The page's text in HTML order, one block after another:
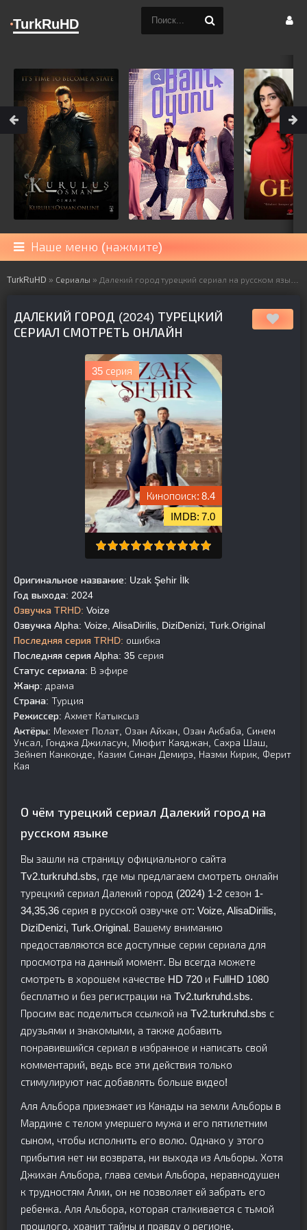
Наше меню (нажмите)
TurkRuHD » Сериалы » Далекий город турецкий сериал на русском языке все серии смотреть онлайн бесплатно подряд
ДАЛЕКИЙ ГОРОД (2024) ТУРЕЦКИЙ
СЕРИАЛ СМОТРЕТЬ ОНЛАЙН
35 серия
8.4
7.0
Оригинальное название: Uzak Şehir İlk
Год выхода: 2024
Озвучка TRHD: Voize
Озвучка Alpha: Voize, AlisaDirilis, DiziDenizi, Turk.Original
Последняя серия TRHD: ошибка
Последняя серия Alpha: 35 серия
Статус сериала: В эфире
Жанр: драма
Страна: Турция
Режиссер: Ахмет Катыксыз
Актёры: Мехмет Полат, Озан Айхан, Озан Акбаба, Синем
Унсал, Гонджа Джиласун, Мюфит Каяджан, Сахра Шаш,
Зейнеп Канконде, Казим Синан Демирэ, Назми Кирик, Ферит
Кая
О чём турецкий сериал Далекий город на
русском языке
Вы зашли на страницу официального сайта
Tv2.turkruhd.sbs, где мы предлагаем смотреть онлайн
турецкий сериал Далекий город (2024) 1-2 сезон 1-
34,35,36 серия в русской озвучке от: Voize, AlisaDirilis,
DiziDenizi, Turk.Original. Вашему вниманию
предоставляются все доступные серии сериала для
просмотра на данный момент. Вы всегда можете
смотреть в хорошем качестве HD 720 и FullHD 1080
бесплатно и без регистрации на Tv2.turkruhd.sbs.
Просим вас поделиться ссылкой на Tv2.turkruhd.sbs с
друзьями и знакомыми, а также добавить
понравившийся сериал в избранное и написать свой
комментарий, ведь все эти действия только
стимулируют нас добавлять больше видео!
Аля Альбора приезжает из Канады на земли Альборы в
Мардине с телом умершего мужа и его пятилетним
сыном, чтобы исполнить его волю. Однако у этого
прибытия нет ни возврата, ни выхода из Альборы. Хотя
Джихан Альбора, глава семьи Альбора, неравнодушен
к трудностям Алии, он не позволяет ей забрать его
ребенка. Аля Альбора, которая сталкивается с тьмой
прошлого, хранит тайны и правду о регионе,
TurkRuHD